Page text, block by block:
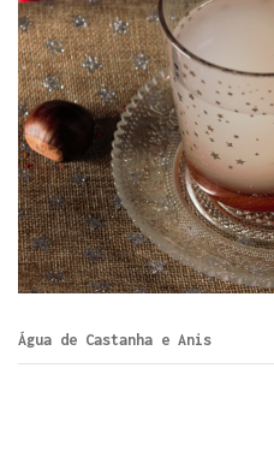
Água de Castanha e Anis